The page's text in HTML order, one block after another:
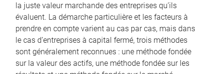
la juste valeur marchande des entreprises qu’ils
évaluent. La démarche particulière et les facteurs à
prendre en compte varient au cas par cas, mais dans
le cas d’entreprises à capital fermé, trois méthodes
sont généralement reconnues : une méthode fondée
sur la valeur des actifs, une méthode fondée sur les